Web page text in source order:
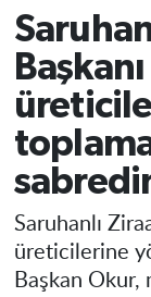
Saruhanlı
üreticilerine
Başkan Okur,
Turgutlu
Salihli
Saruhanlı
Soma
Resmi
Manisa
Süper Lig
Tüm
Son
Haber